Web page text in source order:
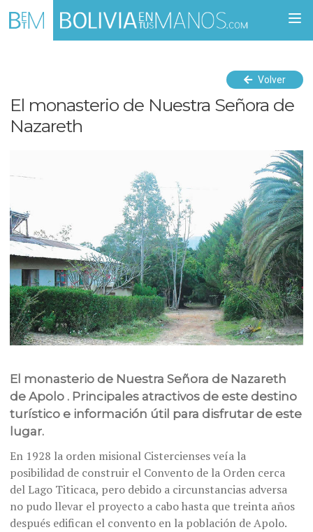
Volver
El monasterio de Nuestra Señora de
Nazareth
El monasterio de Nuestra Señora de Nazareth
de Apolo . Principales atractivos de este destino
turístico e información útil para disfrutar de este
lugar.
En 1928 la orden misional Cistercienses veía la
posibilidad de construir el Convento de la Orden cerca
del Lago Titicaca, pero debido a circunstancias adversa
no pudo llevar el proyecto a cabo hasta que treinta años
después edifican el convento en la población de Apolo.